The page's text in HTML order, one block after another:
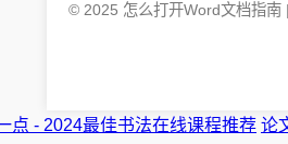
© 2025 怎么打开Word文档指南
点 - 2024最佳书法在线课程推荐 论